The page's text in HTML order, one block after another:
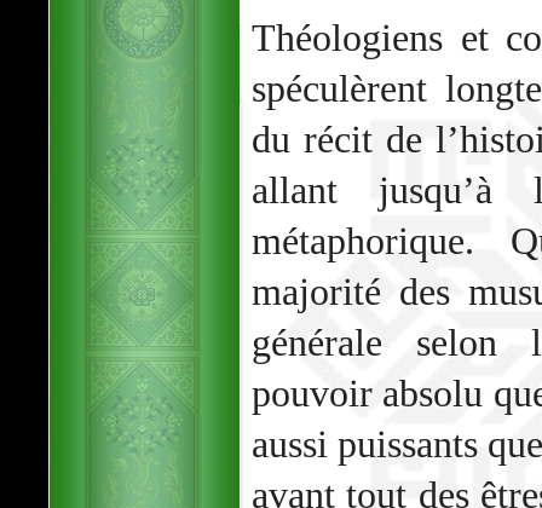
Théologiens et
spéculèrent
du récit de
allant jusqu’à
majorité des
générale selon
pouvoir absolu
aussi puissants
avant tout des